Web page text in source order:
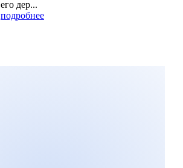
его дер...
подробнее